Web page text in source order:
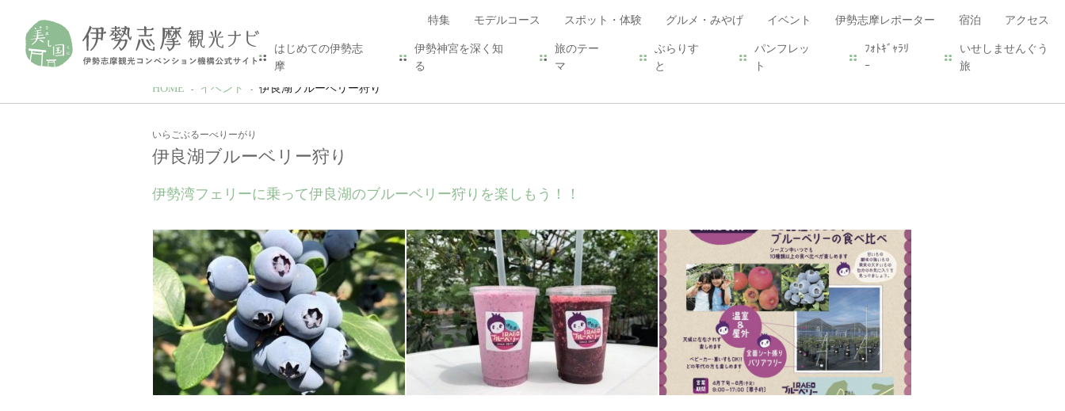
特集 モデルコース スポット・体験 グルメ・みやげ イベント 伊勢志摩レポーター 宿泊 アクセス
はじめての伊勢志
摩
伊勢神宮を深く知
る
旅のテー
マ
ぶらりす
と
パンフレッ
ト
ﾌｫﾄｷﾞｬﾗﾘ
ｰ
いせしませんぐう
旅
HOME イベント 伊良湖ブルーベリー狩り
いらごぶるーべりーがり
伊良湖ブルーベリー狩り
伊勢湾フェリーに乗って伊良湖のブルーベリー狩りを楽しもう！！